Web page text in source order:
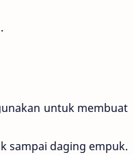
untuk membuat
sampai daging empuk.